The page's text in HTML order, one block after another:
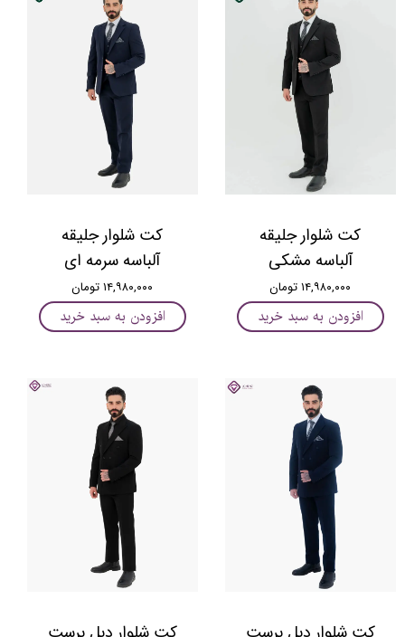
کت شلوار جلیقه
آلباسه مشکی
۱۴,۹۸۰,۰۰۰ تومان
افزودن به سبد خرید
کت شلوار جلیقه
آلباسه سرمه ای
۱۴,۹۸۰,۰۰۰ تومان
افزودن به سبد خرید